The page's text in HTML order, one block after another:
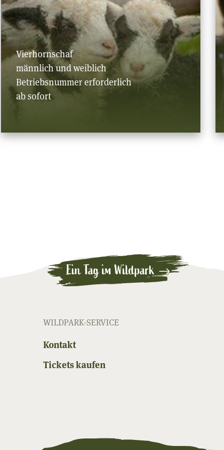
Vierhornschaf
männlich und weiblich
Betriebsnummer erforderlich
ab sofort
Ein Tag im Wildpark
WILDPARK-SERVICE
Kontakt
Tickets kaufen